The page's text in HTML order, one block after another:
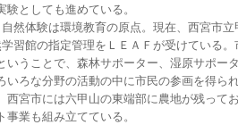
としても進めている。
然体験は環境教育の原点。現在、西宮市立
習館の指定管理をＬＥＡＦが受けている
いうことで、森林サポーター、湿原サポー
いろな分野の活動の中に市民の参画を得ら
西宮市には六甲山の東端部に農地が残って
業も組み立てている。